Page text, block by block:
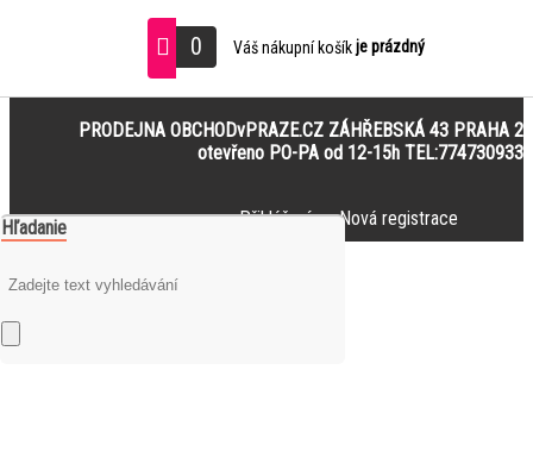
PRODEJNA OBCHODvPRAZE.CZ ZÁHŘEBSKÁ 43 PRAHA 2
otevřeno PO-PA od 12-15h TEL:774730933
Přihlášení Nová registrace
Hľadanie
0 Váš nákupní košíkje prázdný